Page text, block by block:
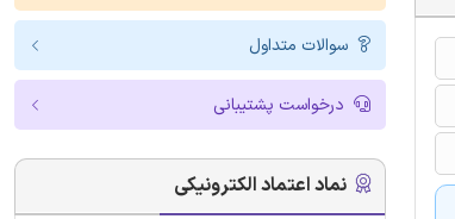
سوالات متداول
درخواست پشتیبانی
نماد اعتماد الکترونیکی